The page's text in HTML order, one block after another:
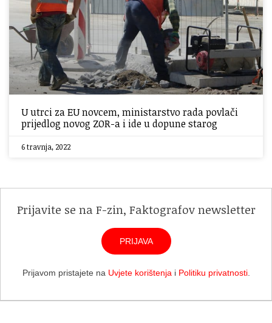
U utrci za EU novcem, ministarstvo rada povlači
prijedlog novog ZOR-a i ide u dopune starog
6 travnja, 2022
Prijavite se na F-zin, Faktografov newsletter
PRIJAVA
Prijavom pristajete na Uvjete korištenja i Politiku privatnosti.